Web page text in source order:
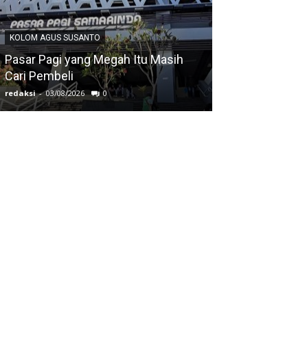
KOLOM AGUS SUSANTO
Pasar Pagi yang Megah Itu Masih
Cari Pembeli
redaksi - 03/08/2026 0